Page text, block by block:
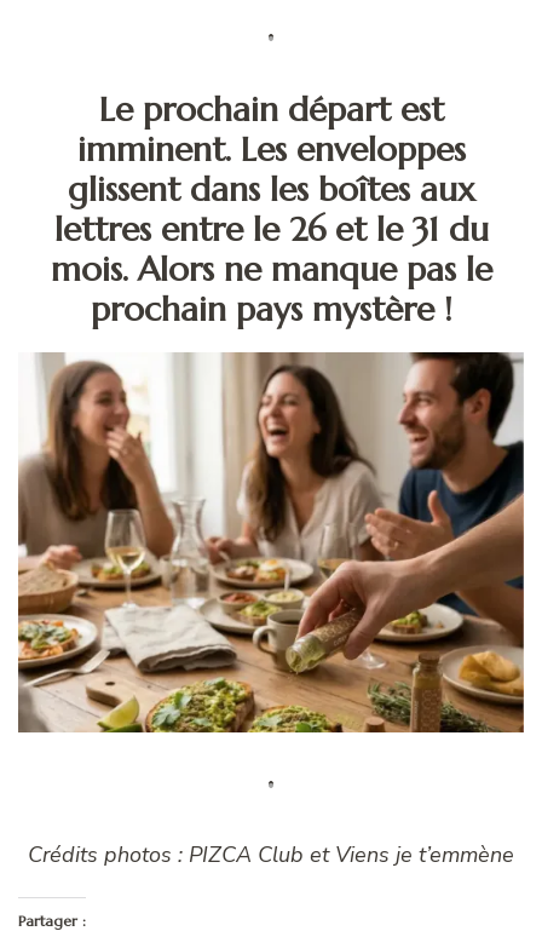
Le prochain départ est
imminent. Les enveloppes
glissent dans les boîtes aux
lettres entre le 26 et le 31 du
mois. Alors ne manque pas le
prochain pays mystère !
Crédits photos : PIZCA Club et Viens je t’emmène
Partager :